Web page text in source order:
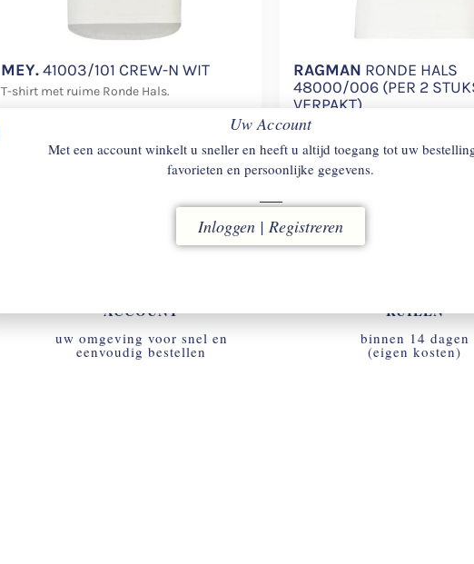
MEY.41003/101 CREW-N WIT
T-shirt met ruime Ronde Hals.
RAGMAN RONDE HALS
48000/006 (PER 2
VERPAKT)
Katoenen Ondershirts Ronde
34,90
ACCOUNT
uw omgeving voor snel en
eenvoudig bestellen
RUILEN
binnen 14 dagen
(eigen kosten)
Uw Account
Met een account winkelt u sneller en heeft u altijd toegang tot uw
favorieten en persoonlijke gegevens.
Inloggen | Registreren